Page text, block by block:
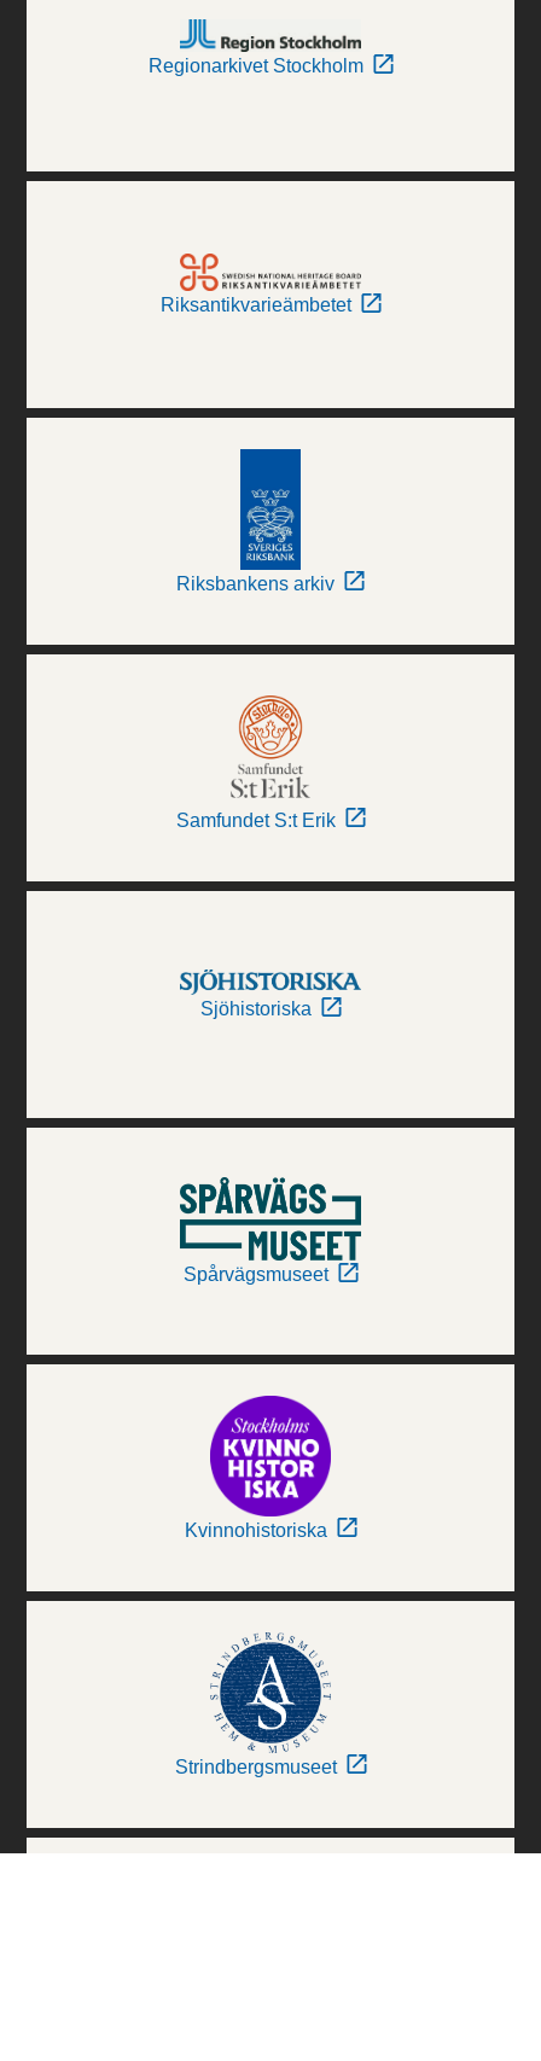
Regionarkivet Stockholm
Riksantikvarieämbetet
Riksbankens arkiv
Samfundet S:t Erik
Sjöhistoriska
Spårvägsmuseet
Kvinnohistoriska
Strindbergsmuseet